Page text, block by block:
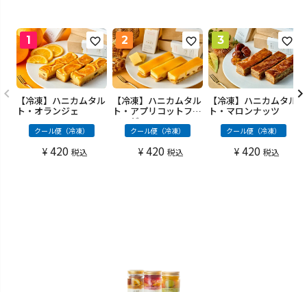
【冷凍】ハニカムタル
ト・オランジェ
クール便（冷凍）
¥ 420 税込
【冷凍】ハニカムタル
ト・アプリコットフロ
マージュ
クール便（冷凍）
¥ 420 税込
【冷凍】ハニカムタル
ト・マロンナッツ
クール便（冷凍）
¥ 420 税込